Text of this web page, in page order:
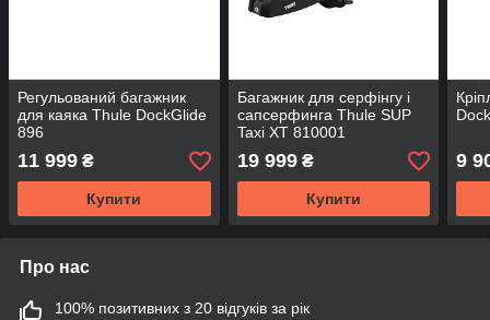
Регульований багажник
для каяка Thule DockGlide
896
11 999 ₴
Купити
Багажник для серфінгу і
сапсерфинга Thule SUP
Taxi XT 810001
19 999₴
Купити
9
Про нас
100% позитивних з 20 відгуків за рік